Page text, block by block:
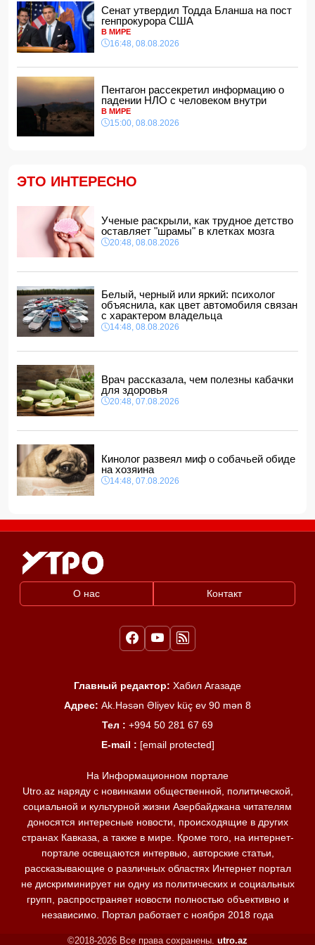
Зеленский встретился с Вучичем
14:40, 08.08.2026
В Азербайджане ожидается жара до 41 градуса —
объявлено предупреждение
14:34, 08.08.2026
В Агдашском районе расследуется конфликт, связанный
с церемонией помолвки с участием
несовершеннолетней
14:28, 08.08.2026
Найдено тело утонувшего в море 16-летнего юноши
обвинений в адрес Инфантино
ВС РФ взяли под контроль Ивановку в Харьковской
области
14:04, 08.08.2026
Прогноз погоды в Азербайджане на 9 августа
14:00, 08.08.2026
Никол Пашинян позвонил Ильхаму Алиеву
12:48, 08.08.2026
СМИ: США ищут на Кубе фигуру для повторения
"венесуэльского сценария"
Сенат утвердил Тодда Бланша на пост
генпрокурора США
В МИРЕ
16:48, 08.08.2026
Пентагон рассекретил информацию о
падении НЛО с человеком внутри
В МИРЕ
15:00, 08.08.2026
ЭТО ИНТЕРЕСНО
Ученые раскрыли, как трудное детство
оставляет "шрамы" в клетках мозга
20:48, 08.08.2026
Белый, черный или яркий: психолог
объяснила, как цвет автомобиля связан
с характером владельца
14:48, 08.08.2026
Врач рассказала, чем полезны кабачки
для здоровья
20:48, 07.08.2026
Кинолог развеял миф о собачьей обиде
на хозяина
14:48, 07.08.2026
О нас Контакт
Главный редактор: Хабил Агазаде
Адрес: Ak.Həsən Əliyev küç ev 90 mən 8
Тел : +994 50 281 67 69
E-mail : [email protected]
На Информационном портале
Utro.az наряду с новинками общественной, политической,
социальной и культурной жизни Азербайджана читателям
доносятся интересные новости, происходящие в других
странах Кавказа, а также в мире. Кроме того, на интернет-
портале освещаются интервью, авторские статьи,
рассказывающие о различных областях Интернет портал
не дискриминирует ни одну из политических и социальных
групп, распространяет новости полностью объективно и
независимо. Портал работает с ноября 2018 года
©2018-2026 Все права сохранены. utro.az